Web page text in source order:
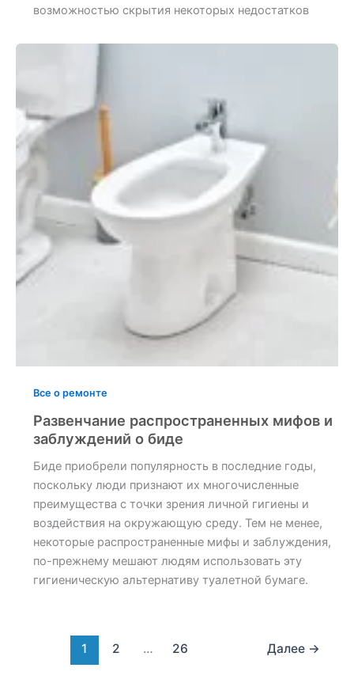
возможностью скрытия некоторых недостатков
Все о ремонте
Развенчание распространенных мифов и
заблуждений о биде
Биде приобрели популярность в последние годы,
поскольку люди признают их многочисленные
преимущества с точки зрения личной гигиены и
воздействия на окружающую среду. Тем не менее,
некоторые распространенные мифы и заблуждения,
по-прежнему мешают людям использовать эту
гигиеническую альтернативу туалетной бумаге.
1 2 … 26 Далее →